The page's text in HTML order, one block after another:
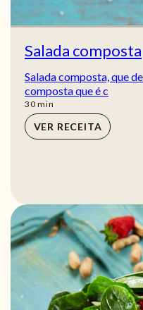
Salada composta
Salada composta, que
composta que é c
30min
min
VER RECEITA